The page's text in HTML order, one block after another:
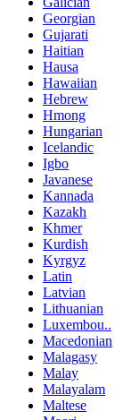
Georgian
Gujarati
Haitian
Hausa
Hawaiian
Hebrew
Hmong
Hungarian
Icelandic
Igbo
Javanese
Kannada
Kazakh
Khmer
Kurdish
Kyrgyz
Latin
Latvian
Lithuanian
Luxembou..
Macedonian
Malagasy
Malay
Malayalam
Maltese